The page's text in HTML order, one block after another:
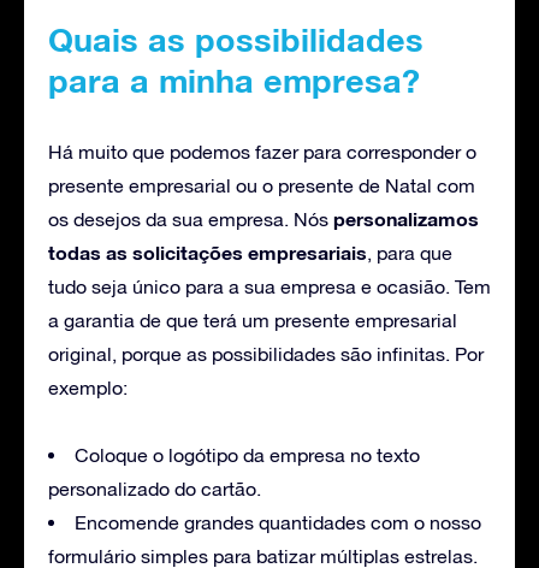
Quais as possibilidades
para a minha empresa?
Há muito que podemos fazer para corresponder o
presente empresarial ou o presente de Natal com
os desejos da sua empresa. Nós personalizamos
todas as solicitações empresariais, para que
tudo seja único para a sua empresa e ocasião. Tem
a garantia de que terá um presente empresarial
original, porque as possibilidades são infinitas. Por
exemplo:
Coloque o logótipo da empresa no texto
personalizado do cartão.
Encomende grandes quantidades com o nosso
formulário simples para batizar múltiplas estrelas.